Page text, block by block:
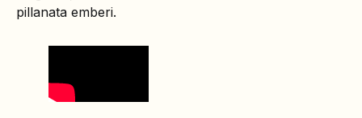
pillanata emberi.